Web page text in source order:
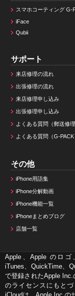
スマホコーティング G-
iFace
Qubii
サポート
来店修理の流れ
出張修理の流れ
来店修理申し込み
出張修理申し込み
よくある質問（郵送修理
よくある質問（G-PACK
その他
iPhone用語集
iPhone分解動画
iPhone機能一覧
iPhoneまとめブログ
店舗一覧
Apple、Apple のロゴ
iTunes、QuickTime、
で登録されたApple
のライセンスにもとづ